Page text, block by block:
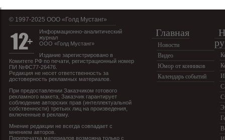
© 1997-2025 OOO «Голд Мустанг»
Информационно-аналитический
журнал
ООО «Голд Мустанг»
Издание зарегистрировано в
Комитете РФ по печати, регистрационный номер
ПИ №ФС77-26476.
Редакция не несет ответственность за
достоверность рекламных материалов.
При предоставлении Заказчиком готового
рекламного макета, Заказчик гарантирует
соблюдение авторских прав (интеллектуальной
собственности) третьих лиц на произведения,
включенные в рекламу.
Мнение редакции не всегда совпадает с
мнением авторов.
Перепечатка материалов возможна только с
Главная
Новости
Видео
Юмор от конников
Календарь событий